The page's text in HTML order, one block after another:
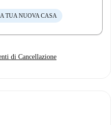
TUA NUOVA CASA
di Cancellazione